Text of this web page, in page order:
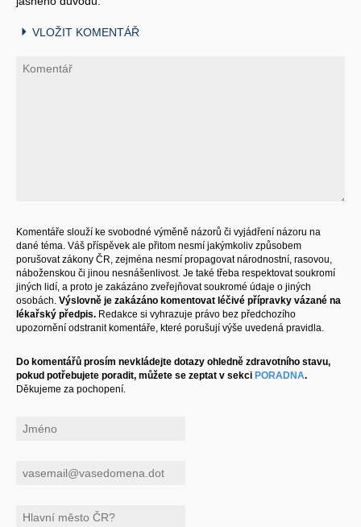
VLOŽIT KOMENTÁŘ
Komentáře slouží ke svobodné výměně názorů či vyjádření názoru na
dané téma. Váš příspěvek ale přitom nesmí jakýmkoliv způsobem
porušovat zákony ČR, zejména nesmí propagovat národnostní, rasovou,
náboženskou či jinou nesnášenlivost. Je také třeba respektovat soukromí
jiných lidí, a proto je zakázáno zveřejňovat soukromé údaje o jiných
osobách. Výslovně je zakázáno komentovat léčivé přípravky vázané na
lékařský předpis. Redakce si vyhrazuje právo bez předchozího
upozornění odstranit komentáře, které porušují výše uvedená pravidla.
Do komentářů prosím nevkládejte dotazy ohledně zdravotního stavu,
pokud potřebujete poradit, můžete se zeptat v sekci PORADNA.
Děkujeme za pochopení.